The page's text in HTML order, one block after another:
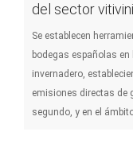
del sector
Se establecen
bodegas españolas
invernadero,
emisiones directas de
segundo, y en el